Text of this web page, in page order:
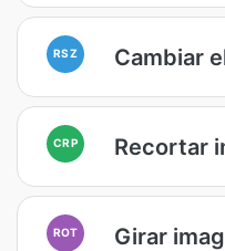
RSZ Cambiar
CRP Recortar
ROT Girar